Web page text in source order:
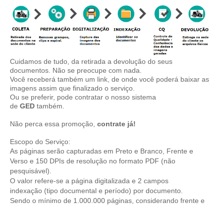
Cuidamos de tudo, da retirada a devolução do seus
documentos. Não se preocupe com nada.
Você receberá também um link, de onde você poderá baixar as
imagens assim que finalizado o serviço.
Ou se preferir, pode contratar o nosso sistema
de GED também.
Não perca essa promoção, contrate já!
Escopo do Serviço:
As páginas serão capturadas em Preto e Branco, Frente e
Verso e 150 DPIs de resolução no formato PDF (não
pesquisável).
O valor refere-se a página digitalizada e 2 campos
indexação (tipo documental e período) por documento.
Sendo o mínimo de 1.000.000 páginas, considerando frente e